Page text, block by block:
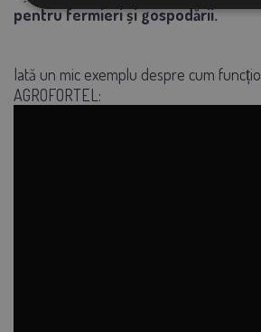
pentru fermieri și gospodării.
Iată un mic exemplu despre cum
AGROFORTEL: